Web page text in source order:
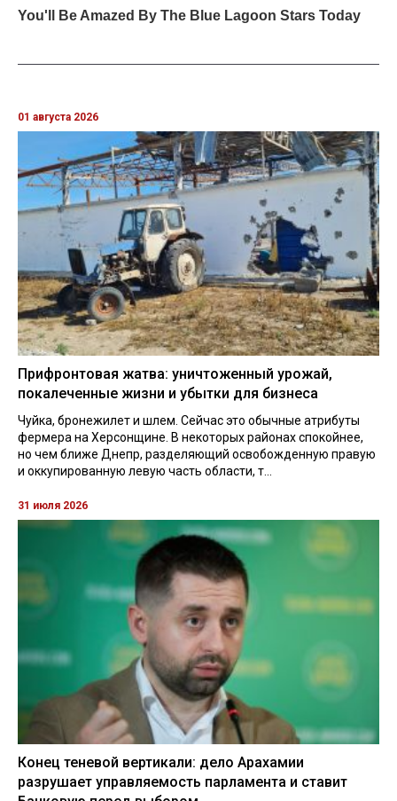
01 августа 2026
Прифронтовая жатва: уничтоженный урожай,
покалеченные жизни и убытки для бизнеса
Чуйка, бронежилет и шлем. Сейчас это обычные атрибуты
фермера на Херсонщине. В некоторых районах спокойнее,
но чем ближе Днепр, разделяющий освобожденную правую
и оккупированную левую часть области, т...
31 июля 2026
Конец теневой вертикали: дело Арахамии
разрушает управляемость парламента и ставит